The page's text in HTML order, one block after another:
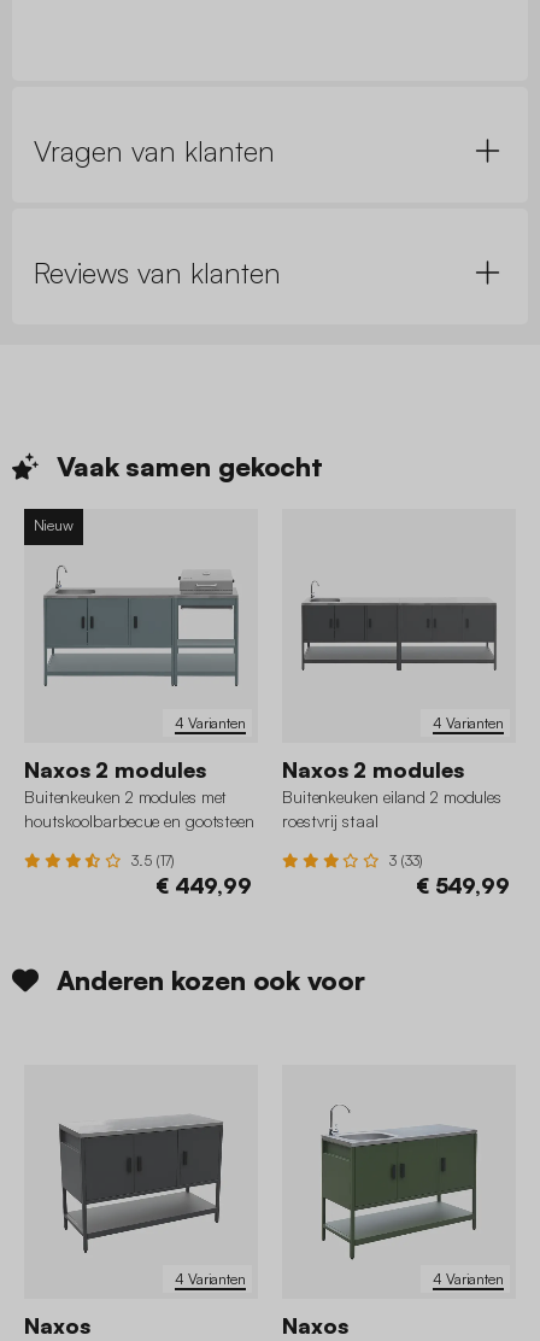
Vragen van klanten
Reviews van klanten
Vaak samen gekocht
4 Varianten
Nieuw
Naxos 2 modules
Buitenkeuken 2 modules met
houtskoolbarbecue en gootsteen
3.5 (17)
€ 449,99
4 Varianten
Naxos 2 modules
Buitenkeuken eiland 2 modules
roestvrij staal
3 (33)
€ 549,99
Anderen kozen ook voor
4 Varianten
Naxos
4 Varianten
Naxos